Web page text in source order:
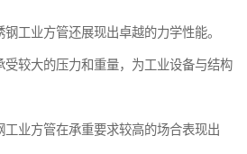
工业方管还展现出卓越的力学性能。
较大的压力和重量，为工业设备与结构
业方管在承重要求较高的场合表现出